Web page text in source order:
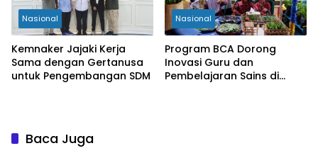
Nasional
Kemnaker Jajaki Kerja
Sama dengan Gertanusa
untuk Pengembangan SDM
Nasional
Program BCA Dorong
Inovasi Guru dan
Pembelajaran Sains di
Baca Juga